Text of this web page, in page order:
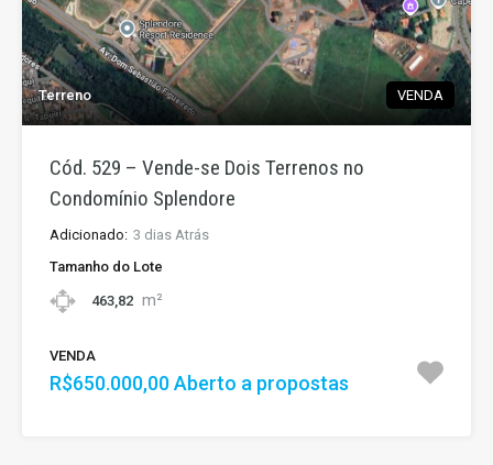
Terreno VENDA
Cód. 529 – Vende-se Dois Terrenos no
Condomínio Splendore
Adicionado: 3 dias Atrás
Tamanho do Lote
463,82 m²
VENDA
R$650.000,00 Aberto a propostas